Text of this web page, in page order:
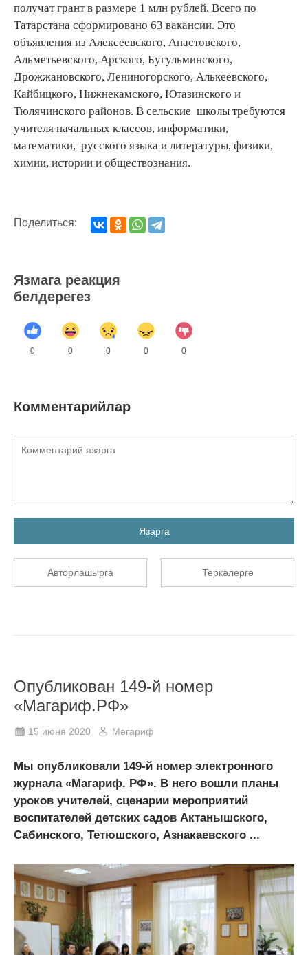
получат грант в размере 1 млн рублей. Всего по
Татарстана сформировано 63 вакансии. Это
объявления из Алексеевского, Апастовского,
Альметьевского, Арского, Бугульминского,
Дрожжановского, Лениногорского, Алькеевского,
Кайбицкого, Нижнекамского, Ютазинского и
Тюлячинского районов. В сельские школы требуются
учителя начальных классов, информатики,
математики, русского языка и литературы, физики,
химии, истории и обществознания.
Поделиться:
Язмага реакция
белдерегез
0 0 0 0 0
Комментарийлар
Язарга
Авторлашырга Теркәлергә
Опубликован 149-й номер
«Магариф.РФ»
15 июня 2020 Мәгариф
Мы опубликовали 149-й номер электронного
журнала «Магариф. РФ». В него вошли планы
уроков учителей, сценарии мероприятий
воспитателей детских садов Актанышского,
Сабинского, Тетюшского, Азнакаевского ...